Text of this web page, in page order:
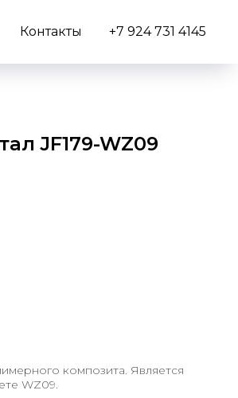
Контакты +7 924 731 4145
JF179-WZ09
композита. Является
WZ09.